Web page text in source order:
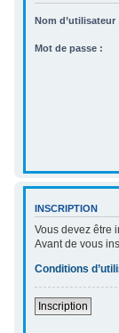
Nom d’utilisateur
Mot de passe :
INSCRIPTION
Vous devez être
Avant de vous
Conditions
Inscription